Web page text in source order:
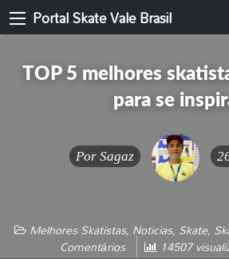
Portal Skate Vale Brasil
TOP 5 melhores
para se
Por Sagaz
Melhores Skatistas, Noticias, Skate,
Comentários 14507